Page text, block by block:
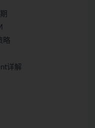
略
详解